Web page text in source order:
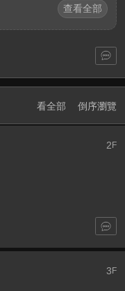
查看全部
看全部 倒序瀏覽
2F
3F